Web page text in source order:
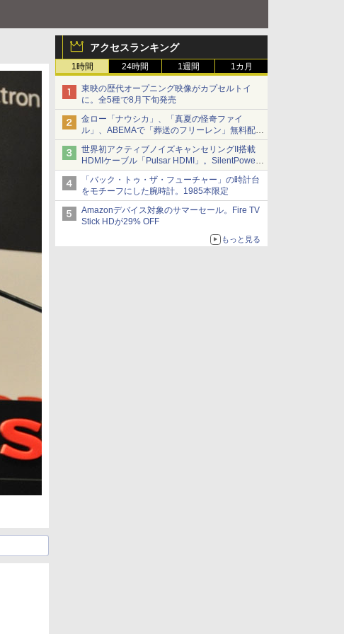
アクセスランキング
1時間 24時間 1週間 1カ月
東映の歴代オープニング映像がカプセルトイ
に。全5種で8月下旬発売
金ロー「ナウシカ」、「真夏の怪奇ファイ
ル」、ABEMAで「葬送のフリーレン」無料配信
など。夏の特番・配信情報
世界初アクティブノイズキャンセリングII搭載
HDMIケーブル「Pulsar HDMI」。SilentPower
から
「バック・トゥ・ザ・フューチャー」の時計台
をモチーフにした腕時計。1985本限定
Amazonデバイス対象のサマーセール。Fire TV
Stick HDが29% OFF
もっと見る